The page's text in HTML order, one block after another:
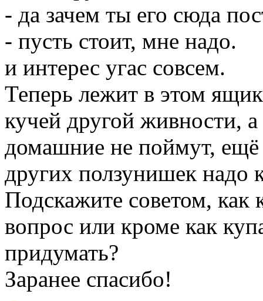
- да зачем ты его сюда
- пусть стоит, мне надо.
и интерес угас совсем.
Теперь лежит в этом
кучей другой живности,
домашние не поймут, ещё
других ползунишек надо
Подскажите советом, как
вопрос или кроме как
придумать?
Заранее спасибо!